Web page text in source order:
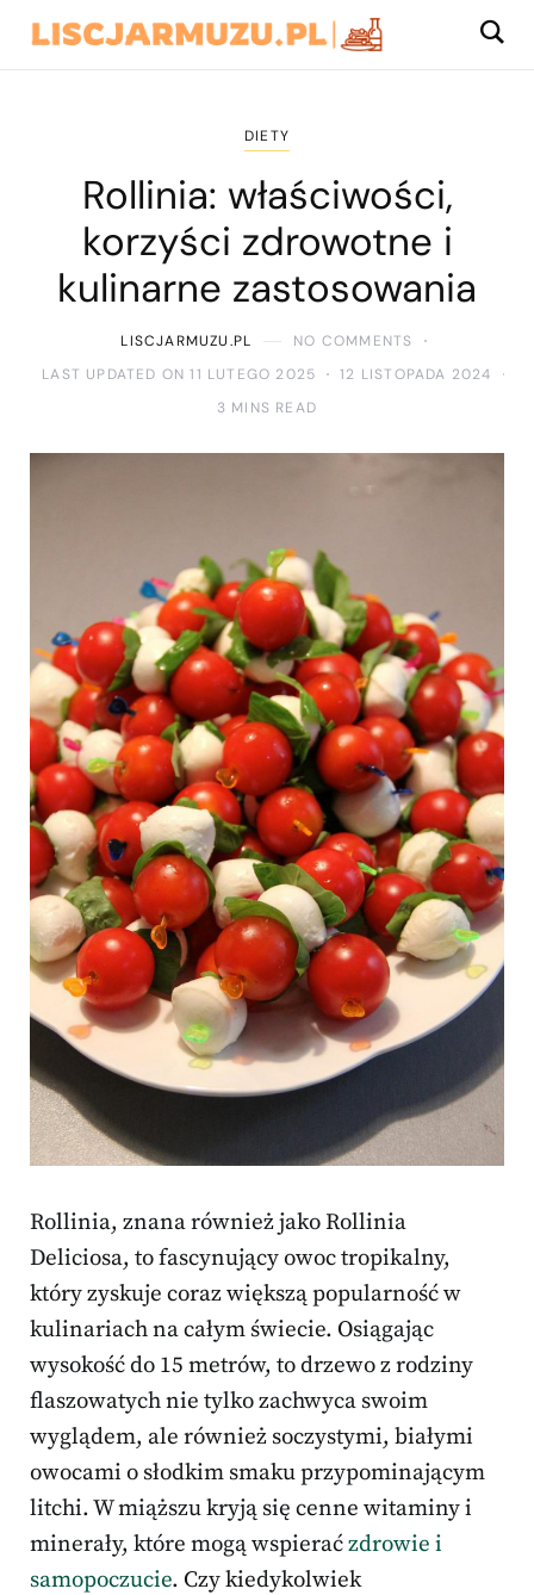
DIETY
Rollinia: właściwości,
korzyści zdrowotne i
kulinarne zastosowania
LISCJARMUZU.PL
NO COMMENTS
LAST UPDATED ON 11 LUTEGO 2025
12 LISTOPADA 2024
3 MINS READ
Rollinia, znana również jako Rollinia
Deliciosa, to fascynujący owoc tropikalny,
który zyskuje coraz większą popularność w
kulinariach na całym świecie. Osiągając
wysokość do 15 metrów, to drzewo z rodziny
flaszowatych nie tylko zachwyca swoim
wyglądem, ale również soczystymi, białymi
owocami o słodkim smaku przypominającym
litchi. W miąższu kryją się cenne witaminy i
minerały, które mogą wspieraćzdrowie i
samopoczucie. Czy kiedykolwiek